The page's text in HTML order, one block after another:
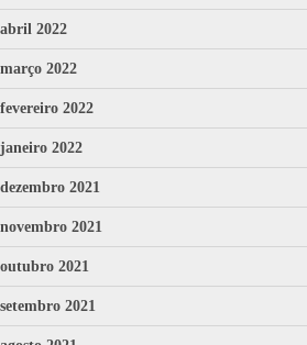
abril 2022
março 2022
fevereiro 2022
janeiro 2022
dezembro 2021
novembro 2021
outubro 2021
setembro 2021